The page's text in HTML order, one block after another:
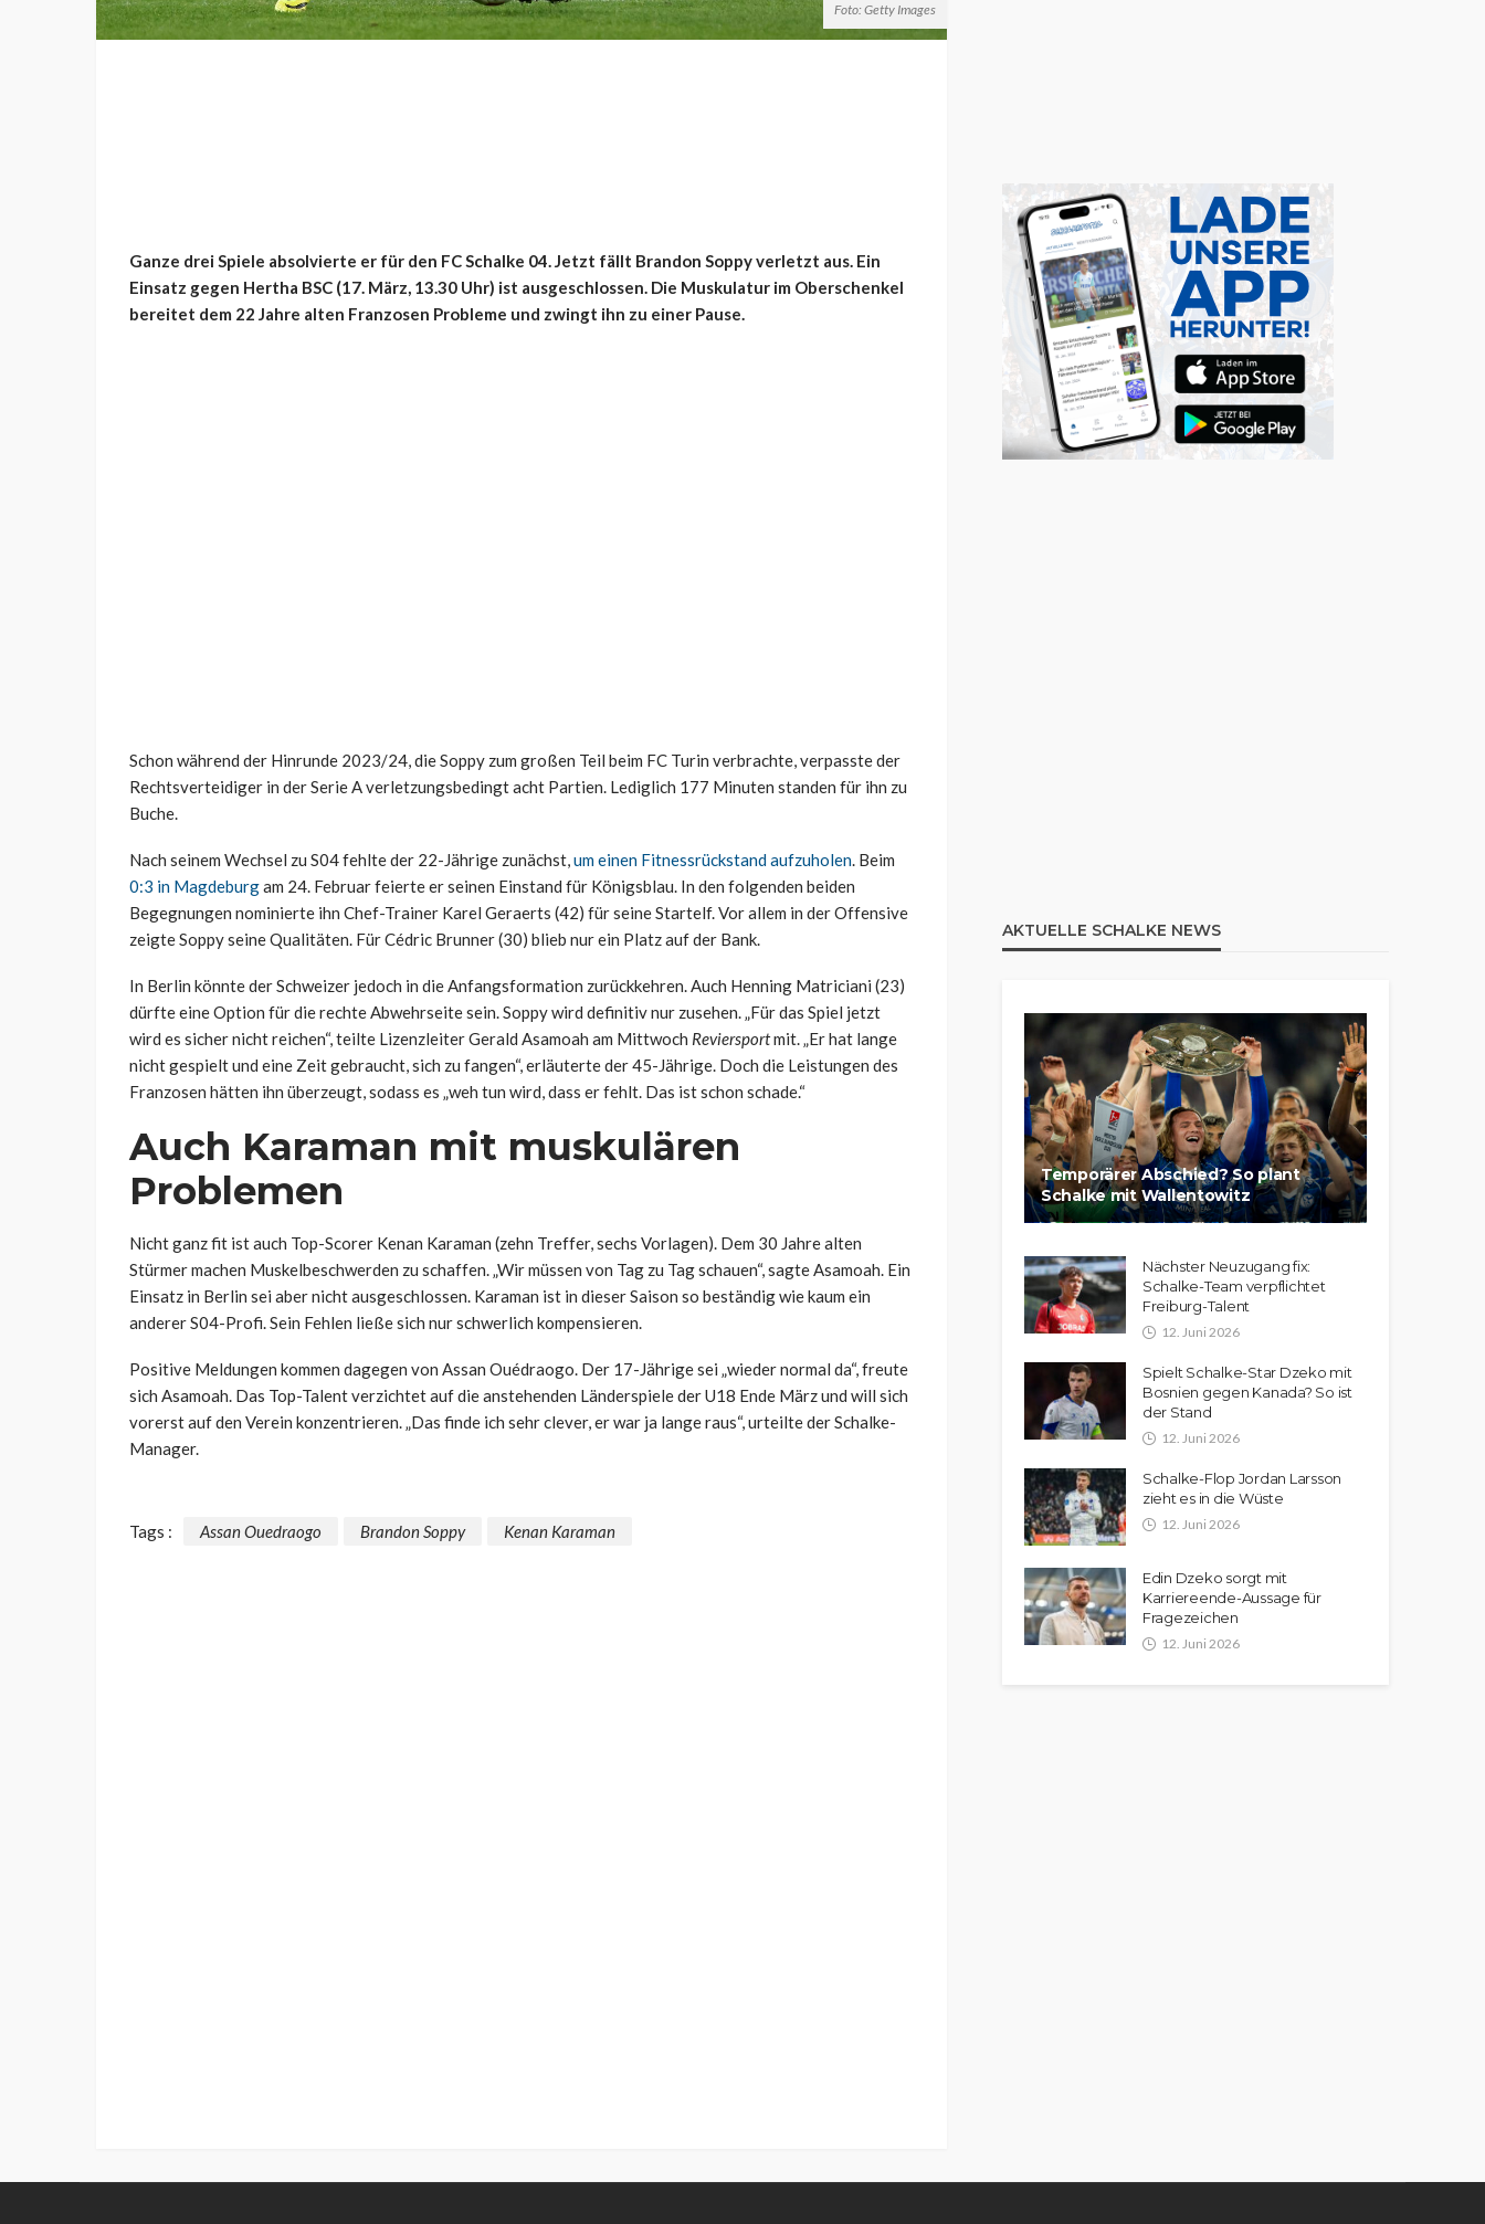
Foto: Getty Images
Ganze drei Spiele absolvierte er für den FC Schalke 04. Jetzt fällt Brandon Soppy verletzt aus. Ein
Einsatz gegen Hertha BSC (17. März, 13.30 Uhr) ist ausgeschlossen. Die Muskulatur im Oberschenkel
bereitet dem 22 Jahre alten Franzosen Probleme und zwingt ihn zu einer Pause.
Schon während der Hinrunde 2023/24, die Soppy zum großen Teil beim FC Turin verbrachte, verpasste der
Rechtsverteidiger in der Serie A verletzungsbedingt acht Partien. Lediglich 177 Minuten standen für ihn zu
Buche.
Nach seinem Wechsel zu S04 fehlte der 22-Jährige zunächst,um einen Fitnessrückstand aufzuholen. Beim
0:3 in Magdeburgam 24. Februar feierte er seinen Einstand für Königsblau. In den folgenden beiden
Begegnungen nominierte ihn Chef-Trainer Karel Geraerts (42) für seine Startelf. Vor allem in der Offensive
zeigte Soppy seine Qualitäten. Für Cédric Brunner (30) blieb nur ein Platz auf der Bank.
In Berlin könnte der Schweizer jedoch in die Anfangsformation zurückkehren. Auch Henning Matriciani (23)
dürfte eine Option für die rechte Abwehrseite sein. Soppy wird definitiv nur zusehen. „Für das Spiel jetzt
wird es sicher nicht reichen“, teilte Lizenzleiter Gerald Asamoah am Mittwoch Reviersportmit. „Er hat lange
nicht gespielt und eine Zeit gebraucht, sich zu fangen“, erläuterte der 45-Jährige. Doch die Leistungen des
Franzosen hätten ihn überzeugt, sodass es „weh tun wird, dass er fehlt. Das ist schon schade.“
Auch Karaman mit muskulären
Problemen
Nicht ganz fit ist auch Top-Scorer Kenan Karaman (zehn Treffer, sechs Vorlagen). Dem 30 Jahre alten
Stürmer machen Muskelbeschwerden zu schaffen. „Wir müssen von Tag zu Tag schauen“, sagte Asamoah. Ein
Einsatz in Berlin sei aber nicht ausgeschlossen. Karaman ist in dieser Saison so beständig wie kaum ein
anderer S04-Profi. Sein Fehlen ließe sich nur schwerlich kompensieren.
Positive Meldungen kommen dagegen von Assan Ouédraogo. Der 17-Jährige sei „wieder normal da“, freute
sich Asamoah. Das Top-Talent verzichtet auf die anstehenden Länderspiele der U18 Ende März und will sich
vorerst auf den Verein konzentrieren. „Das finde ich sehr clever, er war ja lange raus“, urteilte der Schalke-
Manager.
Tags : Assan Ouedraogo Brandon Soppy Kenan Karaman
AKTUELLE SCHALKE NEWS
Temporärer Abschied? So plant
Schalke mit Wallentowitz
Nächster Neuzugang fix:
Schalke-Team verpflichtet
Freiburg-Talent
12. Juni 2026
Spielt Schalke-Star Dzeko mit
Bosnien gegen Kanada? So ist
der Stand
12. Juni 2026
Schalke-Flop Jordan Larsson
zieht es in die Wüste
12. Juni 2026
Edin Dzeko sorgt mit
Karriereende-Aussage für
Fragezeichen
12. Juni 2026